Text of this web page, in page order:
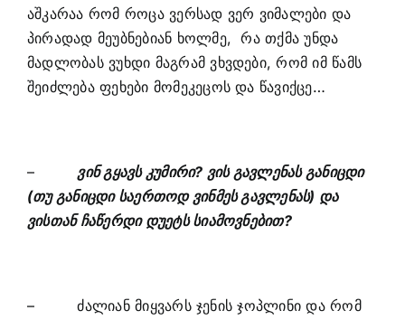
აშკარაა რომ როცა ვერსად ვერ ვიმალები და
პირადად მეუბნებიან ხოლმე, რა თქმა უნდა
მადლობას ვუხდი მაგრამ ვხვდები, რომ იმ წამს
შეიძლება ფეხები მომეკეცოს და წავიქცე…
–ვინ გყავს კუმირი? ვის გავლენას განიცდი
(თუ განიცდი საერთოდ ვინმეს გავლენას) და
ვისთან ჩაწერდი დუეტს სიამოვნებით?
– ძალიან მიყვარს ჯენის ჯოპლინი და რომ